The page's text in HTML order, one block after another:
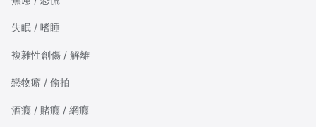
失眠 / 嗜睡
複雜性創傷 / 解離
戀物癖 / 偷拍
酒癮 / 賭癮 / 網癮